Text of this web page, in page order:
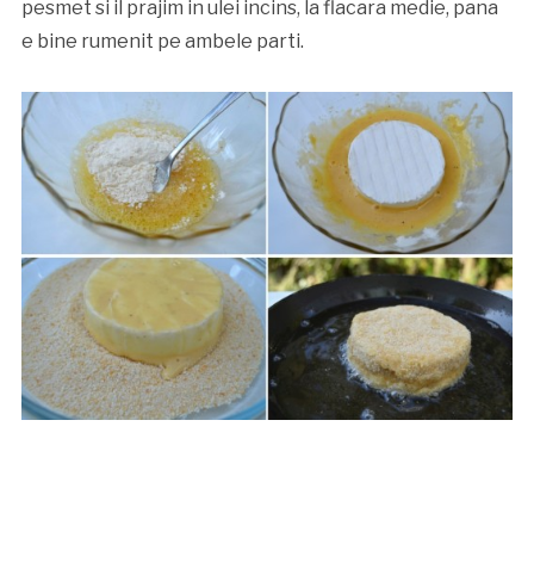
pesmet si il prajim in ulei incins, la flacara medie, pana
e bine rumenit pe ambele parti.